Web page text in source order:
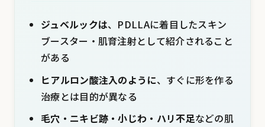
ジュベルックは、PDLLAに着目したスキン
ブースター・肌育注射として紹介されること
がある
ヒアルロン酸注入のように、すぐに形を作る
治療とは目的が異なる
毛穴・ニキビ跡・小じわ・ハリ不足などの肌